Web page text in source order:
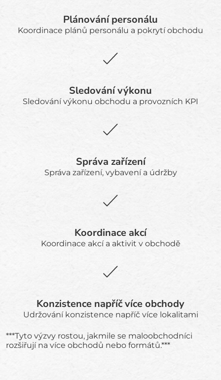
Plánování personálu
Koordinace plánů personálu a pokrytí obchodu
Sledování výkonu
Sledování výkonu obchodu a provozních KPI
Správa zařízení
Správa zařízení, vybavení a údržby
Koordinace akcí
Koordinace akcí a aktivit v obchodě
Konzistence napříč více obchody
Udržování konzistence napříč více lokalitami
***Tyto výzvy rostou, jakmile se maloobchodníci
rozšiřují na více obchodů nebo formátů.***